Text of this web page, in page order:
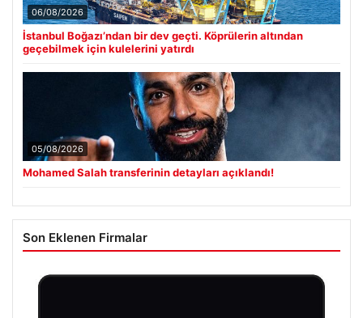
06/08/2026
İstanbul Boğazı’ndan bir dev geçti. Köprülerin altından
geçebilmek için kulelerini yatırdı
05/08/2026
Mohamed Salah transferinin detayları açıklandı!
Son Eklenen Firmalar